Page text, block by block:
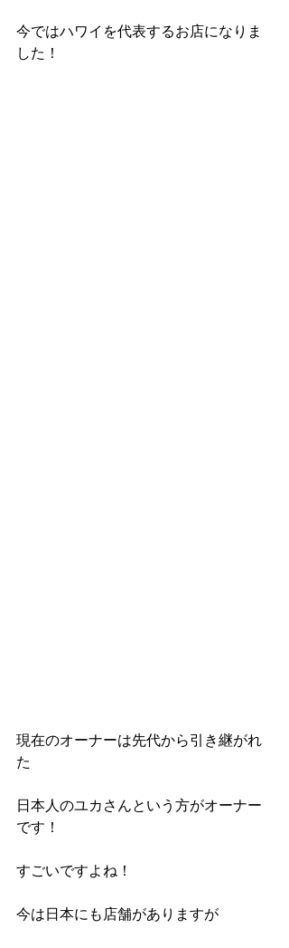
今ではハワイを代表するお店になりま
した！
現在のオーナーは先代から引き継がれ
た
日本人のユカさんという方がオーナー
です！
すごいですよね！
今は日本にも店舗がありますが